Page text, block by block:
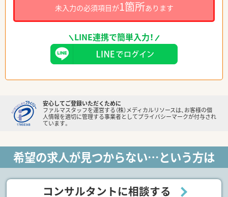
未入力の必須項目が1箇所あります
LINE連携で簡単入力！
安心してご登録いただくために
ファルマスタッフを運営する（株）メディカルリソースは、お客様の個
人情報を適切に管理する事業者としてプライバシーマークが付与され
ています。
希望の求人が見つからない…という方は
コンサルタントに相談する